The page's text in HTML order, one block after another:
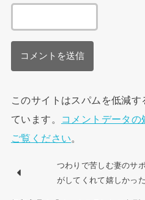
このサイトはスパムを低減
ています。
コメントデータ
ご覧ください。
つわりで苦しむ妻のサ
がしてくれて嬉しかっ